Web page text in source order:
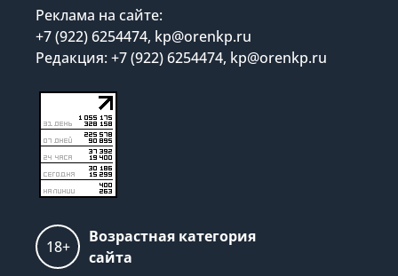
Реклама на сайте:
+7 (922) 6254474, kp@orenkp.ru
Редакция: +7 (922) 6254474, kp@orenkp.ru
18+
Возрастная категория
сайта